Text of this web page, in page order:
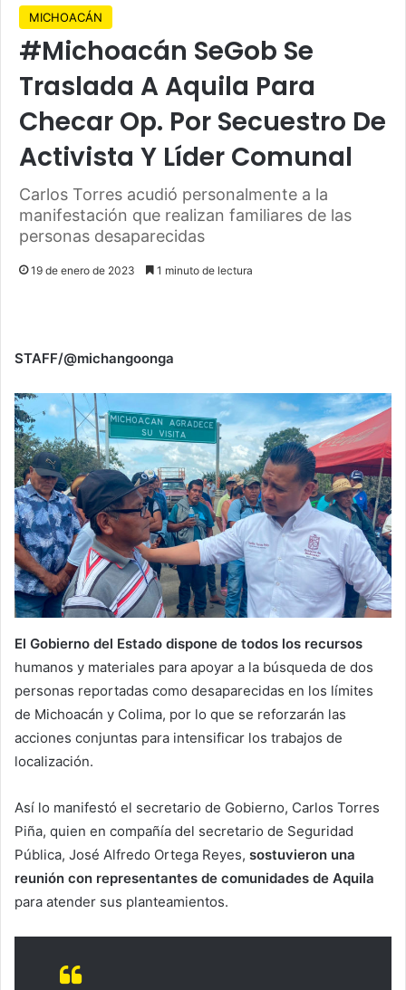
MICHOACÁN
#Michoacán SeGob Se
Traslada A Aquila Para
Checar Op. Por Secuestro De
Activista Y Líder Comunal
Carlos Torres acudió personalmente a la
manifestación que realizan familiares de las
personas desaparecidas
19 de enero de 2023 1 minuto de lectura
STAFF/@michangoonga
El Gobierno del Estado dispone de todos los recursos
humanos y materiales para apoyar a la búsqueda de dos
personas reportadas como desaparecidas en los límites
de Michoacán y Colima, por lo que se reforzarán las
acciones conjuntas para intensificar los trabajos de
localización.
Así lo manifestó el secretario de Gobierno, Carlos Torres
Piña, quien en compañía del secretario de Seguridad
Pública, José Alfredo Ortega Reyes, sostuvieron una
reunión con representantes de comunidades de Aquila
para atender sus planteamientos.